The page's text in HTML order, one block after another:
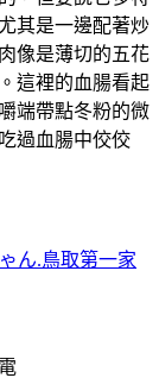
其是一邊配著炒
像是薄切的五花
這裡的血腸看起
端帶點冬粉的微
過血腸中佼佼
ん.鳥取第一家